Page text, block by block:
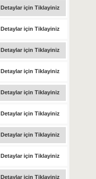
Detaylar için Tiklayiniz
Detaylar için Tiklayiniz
Detaylar için Tiklayiniz
Detaylar için Tiklayiniz
Detaylar için Tiklayiniz
Detaylar için Tiklayiniz
Detaylar için Tiklayiniz
Detaylar için Tiklayiniz
Detaylar için Tiklayiniz